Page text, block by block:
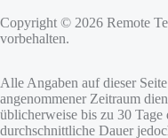
Copyright © 2026 Remote
vorbehalten.
Alle Angaben auf dieser
angenommener Zeitraum
üblicherweise bis zu 30
durchschnittliche Dauer